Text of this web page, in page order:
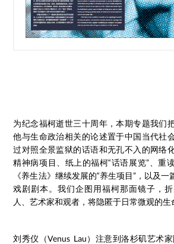
为纪念福柯逝世三十周年，本期专题我们
他与生命政治相关的论述置于中国当代社
过对照全景监狱的话语和无孔不入的网络
精神病项目、纸上的福柯“话语展览”、重
《养生法》继续发展的“养生项目”，以及
戏剧剧本。我们企图用福柯那面镜子，
人、艺术家和观者，将隐匿于日常微观的生
刘秀仪（Venus Lau）注意到洛杉矶艺术